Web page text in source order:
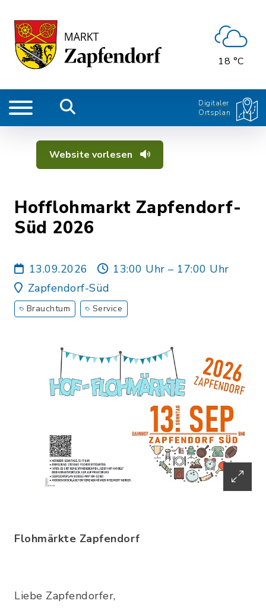
18 °C
Digitaler
Ortsplan
Website vorlesen
Hofflohmarkt Zapfendorf-
Süd 2026
13.09.2026
13:00 Uhr – 17:00 Uhr
Zapfendorf-Süd
Brauchtum Service
Flohmärkte Zapfendorf
Liebe Zapfendorfer,